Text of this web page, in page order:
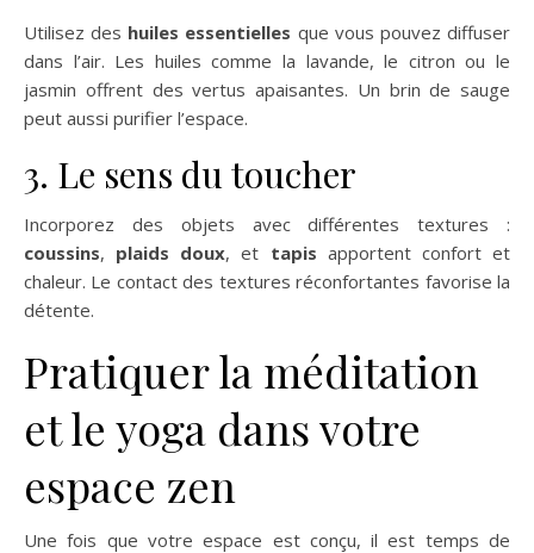
Utilisez des huiles essentielles que vous pouvez diffuser
dans l’air. Les huiles comme la lavande, le citron ou le
jasmin offrent des vertus apaisantes. Un brin de sauge
peut aussi purifier l’espace.
3. Le sens du toucher
Incorporez des objets avec différentes textures :
coussins, plaids doux, et tapis apportent confort et
chaleur. Le contact des textures réconfortantes favorise la
détente.
Pratiquer la méditation
et le yoga dans votre
espace zen
Une fois que votre espace est conçu, il est temps de